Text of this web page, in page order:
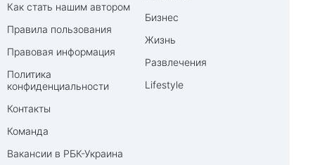
Как стать нашим автором
Правила пользования
Правовая информация
Политика
конфиденциальности
Контакты
Команда
Вакансии в РБК-Украина
Бизнес
Жизнь
Развлечения
Lifestyle